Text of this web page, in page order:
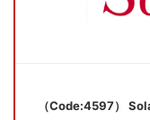
（Code:4597）